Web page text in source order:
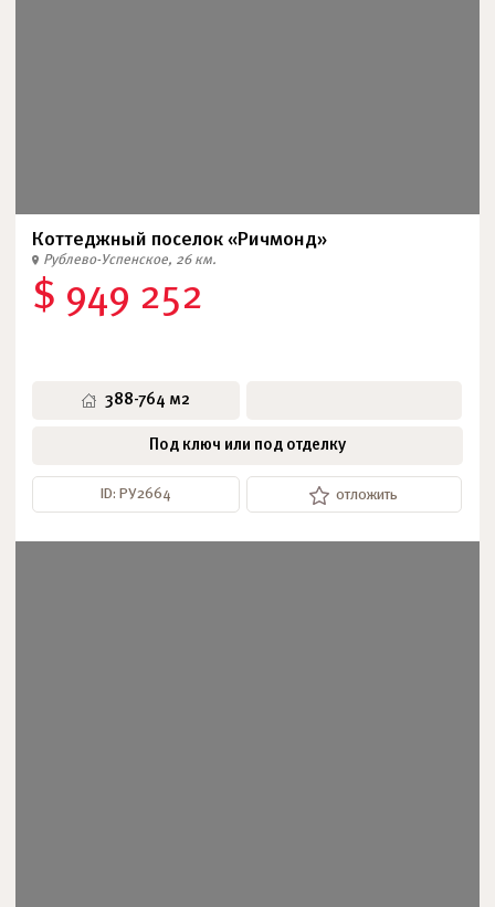
Коттеджный поселок «Ричмонд»
Рублево-Успенское, 26 км.
$ 949 252
388-764 м2
Под ключ или под отделку
ID: РУ2664 отложить